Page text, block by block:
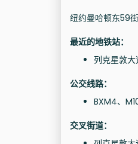
纽约曼哈顿东59
最近的地铁站：
列克星敦大
公交线路：
BXM4、
交叉街道：